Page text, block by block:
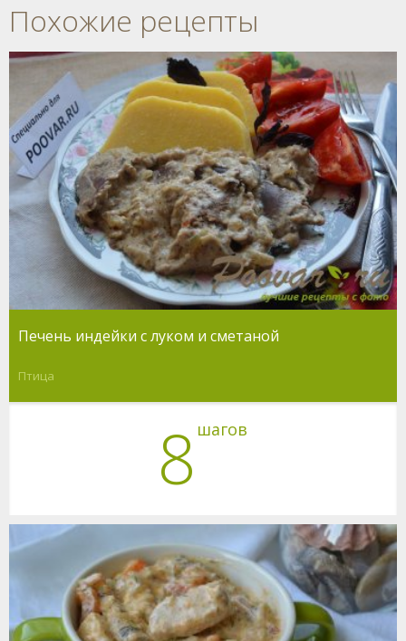
Похожие рецепты
Печень индейки с луком и сметаной
Птица
8 шагов